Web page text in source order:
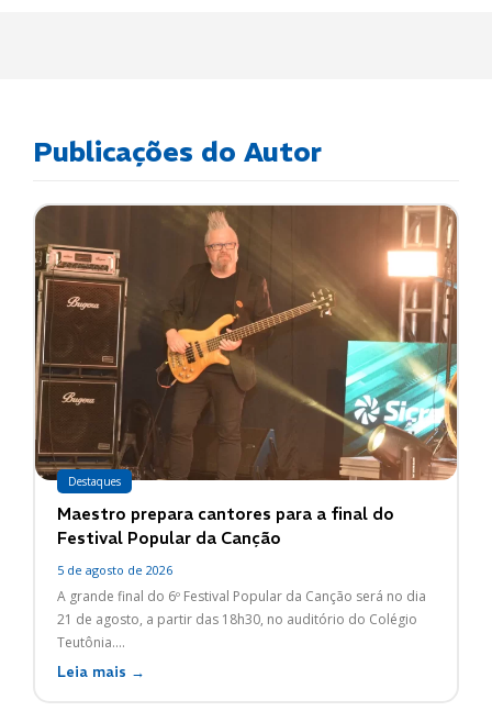
Publicações do Autor
Destaques
Maestro prepara cantores para a final do
Festival Popular da Canção
5 de agosto de 2026
A grande final do 6º Festival Popular da Canção será no dia
21 de agosto, a partir das 18h30, no auditório do Colégio
Teutônia....
Leia mais →